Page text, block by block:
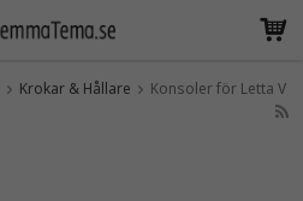
Krokar & Hållare Konsoler för Letta V